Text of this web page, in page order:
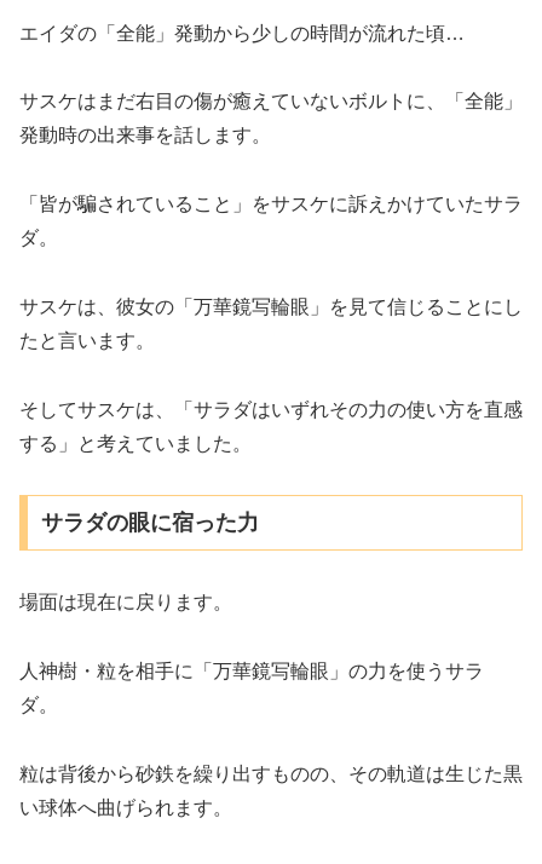
エイダの「全能」発動から少しの時間が流れた頃…
サスケはまだ右目の傷が癒えていないボルトに、「全能」
発動時の出来事を話します。
「皆が騙されていること」をサスケに訴えかけていたサラ
ダ。
サスケは、彼女の「万華鏡写輪眼」を見て信じることにし
たと言います。
そしてサスケは、「サラダはいずれその力の使い方を直感
する」と考えていました。
サラダの眼に宿った力
場面は現在に戻ります。
人神樹・粒を相手に「万華鏡写輪眼」の力を使うサラ
ダ。
粒は背後から砂鉄を繰り出すものの、その軌道は生じた黒
い球体へ曲げられます。